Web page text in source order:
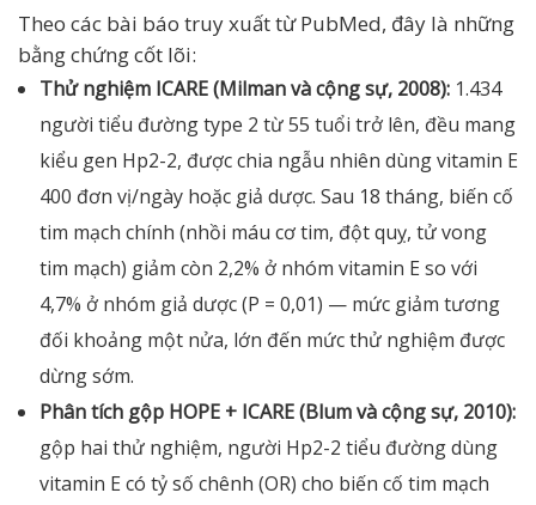
Theo các bài báo truy xuất từ PubMed, đây là những
bằng chứng cốt lõi:
Thử nghiệm ICARE (Milman và cộng sự, 2008): 1.434
người tiểu đường type 2 từ 55 tuổi trở lên, đều mang
kiểu gen Hp2-2, được chia ngẫu nhiên dùng vitamin E
400 đơn vị/ngày hoặc giả dược. Sau 18 tháng, biến cố
tim mạch chính (nhồi máu cơ tim, đột quỵ, tử vong
tim mạch) giảm còn 2,2% ở nhóm vitamin E so với
4,7% ở nhóm giả dược (P = 0,01) — mức giảm tương
đối khoảng một nửa, lớn đến mức thử nghiệm được
dừng sớm.
Phân tích gộp HOPE + ICARE (Blum và cộng sự, 2010):
gộp hai thử nghiệm, người Hp2-2 tiểu đường dùng
vitamin E có tỷ số chênh (OR) cho biến cố tim mạch